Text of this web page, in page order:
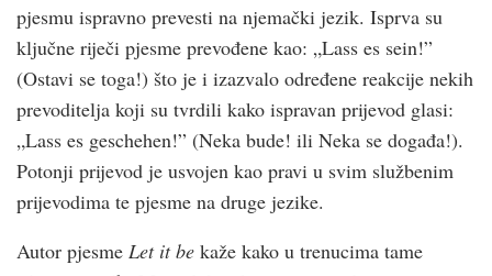
pjesmu ispravno prevesti na njemački jezik. Isprva su
ključne riječi pjesme prevođene kao: „Lass es sein!”
(Ostavi se toga!) što je i izazvalo određene reakcije nekih
prevoditelja koji su tvrdili kako ispravan prijevod glasi:
„Lass es geschehen!” (Neka bude! ili Neka se događa!).
Potonji prijevod je usvojen kao pravi u svim službenim
prijevodima te pjesme na druge jezike.
Autor pjesme Let it be kaže kako u trenucima tame